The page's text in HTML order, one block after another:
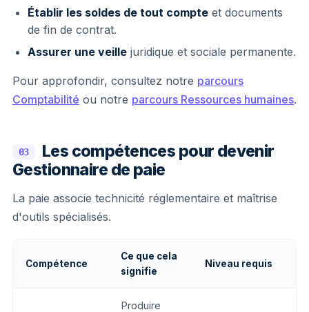
Établir les soldes de tout compte et documents
de fin de contrat.
Assurer une veille juridique et sociale permanente.
Pour approfondir, consultez notre parcours
Comptabilité ou notre parcours Ressources humaines.
03
Les compétences pour devenir
Gestionnaire de paie
La paie associe technicité réglementaire et maîtrise
d'outils spécialisés.
Compétence
Ce que cela
signifie
Niveau requis
Produire